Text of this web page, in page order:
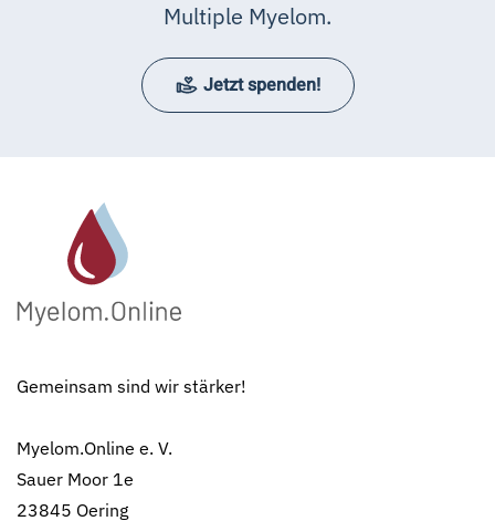
Multiple Myelom.
Jetzt spenden!
Gemeinsam sind wir stärker!
Myelom.Online e. V.
Sauer Moor 1e
23845 Oering